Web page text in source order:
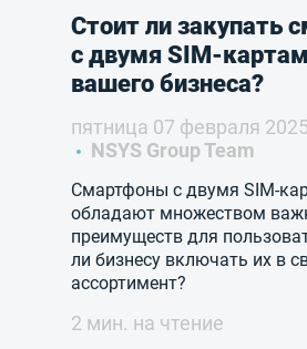
Стоит ли закупать
с двумя SIM-
вашего бизнеса?
пятница 07 февраля 2025
NSYS Group Team
Смартфоны с двумя SIM-
обладают множеством
преимуществ для
ли бизнесу включать их в
ассортимент?
2 мин. на чтение